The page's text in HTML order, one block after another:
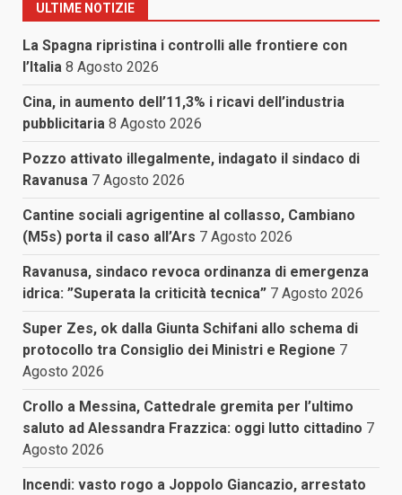
ULTIME NOTIZIE
La Spagna ripristina i controlli alle frontiere con
l’Italia 8 Agosto 2026
Cina, in aumento dell’11,3% i ricavi dell’industria
pubblicitaria 8 Agosto 2026
Pozzo attivato illegalmente, indagato il sindaco di
Ravanusa 7 Agosto 2026
Cantine sociali agrigentine al collasso, Cambiano
(M5s) porta il caso all’Ars 7 Agosto 2026
Ravanusa, sindaco revoca ordinanza di emergenza
idrica: ”Superata la criticità tecnica” 7 Agosto 2026
Super Zes, ok dalla Giunta Schifani allo schema di
protocollo tra Consiglio dei Ministri e Regione 7
Agosto 2026
Crollo a Messina, Cattedrale gremita per l’ultimo
saluto ad Alessandra Frazzica: oggi lutto cittadino 7
Agosto 2026
Incendi: vasto rogo a Joppolo Giancazio, arrestato